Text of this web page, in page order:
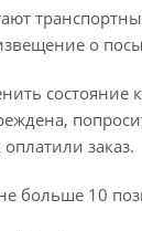
о
состояние
заказ.
больше 10